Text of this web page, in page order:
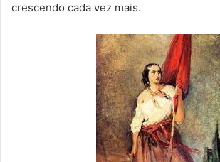
crescendo cada vez mais.